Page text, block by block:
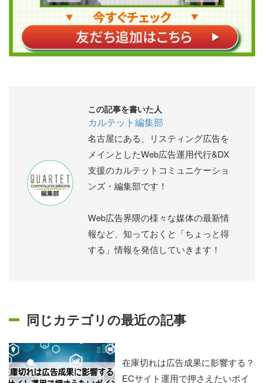
この記事を書いた人
カルテット編集部
名古屋にある、リスティング広告を
メインとしたWeb広告運用代行&DX
支援のカルテットコミュニケーショ
ンズ・編集部です！
Web広告界隈の様々な媒体の最新情
報など、知っておくと「ちょっと得
する」情報を発信していきます！
同じカテゴリの最近の記事
在庫切れは広告成果に影響する？
ECサイト運用で押さえたいポイ